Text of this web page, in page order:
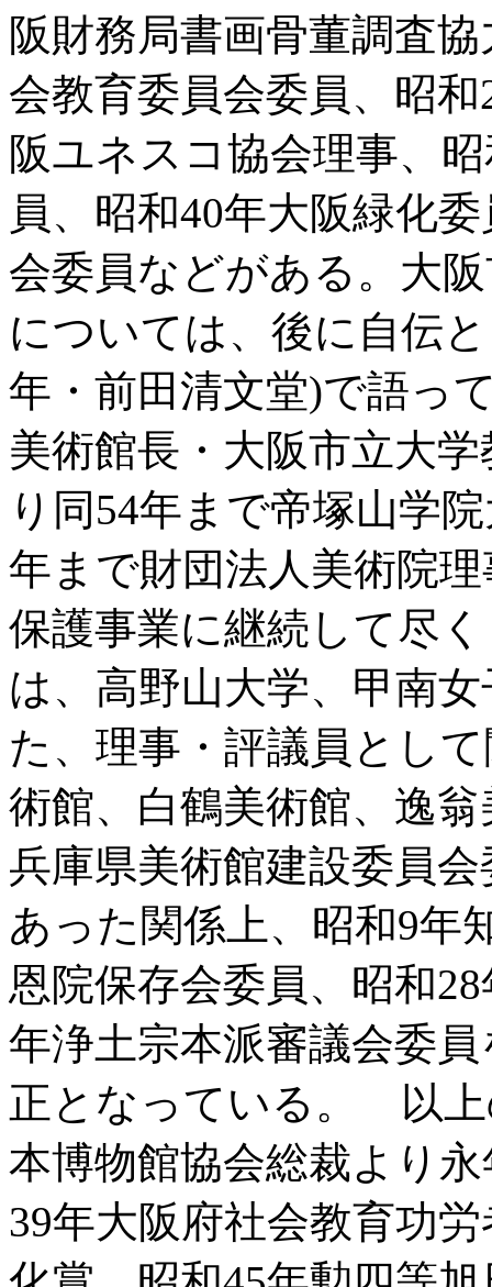
阪財務局書画骨董調査
会教育委員会委員、昭
阪ユネスコ協会理事、
員、昭和40年大阪緑化
会委員などがある。大
については、後に自伝
年・前田清文堂)で語っ
美術館長・大阪市立大
り同54年まで帝塚山学
年まで財団法人美術院
保護事業に継続して尽
は、高野山大学、甲南
た、理事・評議員とし
術館、白鶴美術館、逸
兵庫県美術館建設委員
あった関係上、昭和9年
恩院保存会委員、昭和
年浄土宗本派審議会委
正となっている。 以上
本博物館協会総裁より
39年大阪府社会教育功